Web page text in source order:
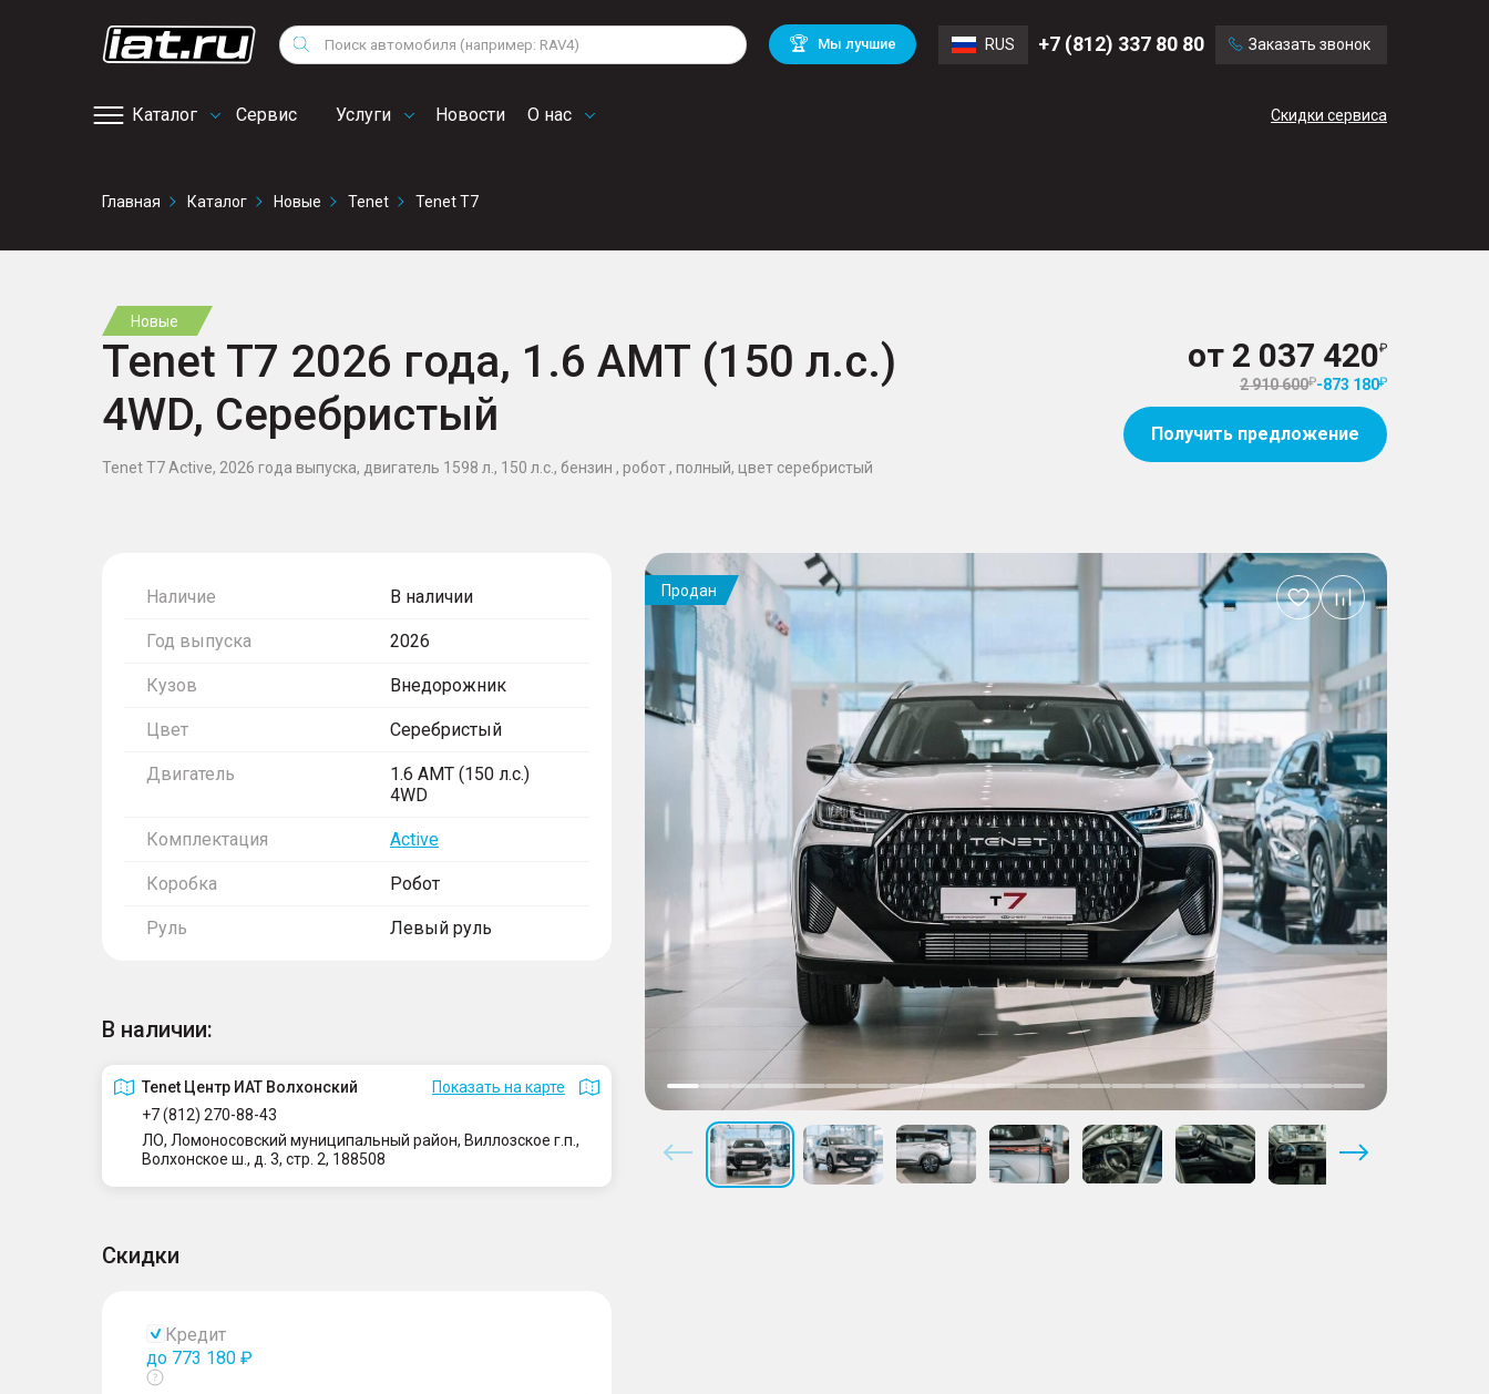
Поиск 🏆 Мы лучшие RUS +7 (812) 337 80 80 Заказать звонок
Каталог Сервис
сервис
Услуги Новости О нас Скидки сервиса
Снегоходы
Квадроциклы
Volkswagen
Mitsubishi BMW
Audi
Chevrolet Volvo
Главная Каталог Новые Tenet Tenet T7
Новые
Tenet T7 2026 года, 1.6 AMT (150 л.с.)
4WD, Серебристый
Tenet T7 Active, 2026 года выпуска, двигатель 1598 л., 150 л.с., бензин , робот , полный, цвет серебристый
от 2 037 420
2 910 600 -873 180
Получить предложение
Наличие В наличии
Год выпуска 2026
Кузов Внедорожник
Цвет Серебристый
Двигатель
1.6 AMT (150 л.с.)
4WD
Комплектация Active
Коробка Робот
Руль Левый руль
В наличии:
Tenet Центр ИАТ Волхонский
Показать на карте
+7 (812) 270-88-43
ЛО, Ломоносовский муниципальный район, Виллозское г.п.,
Волхонское ш., д. 3, стр. 2, 188508
Скидки
Кредит
до 773 180 ₽
Показать
Продан
Добавить
в